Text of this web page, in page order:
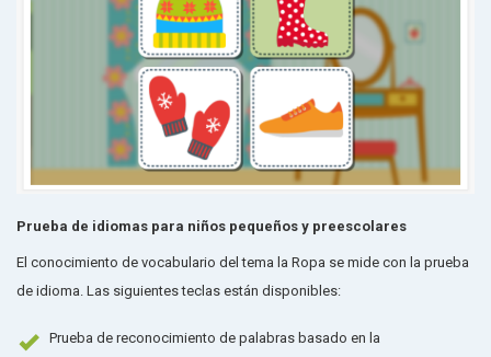
Prueba de idiomas para niños pequeños y preescolares
El conocimiento de vocabulario del tema la Ropa se mide con la prueba
de idioma. Las siguientes teclas están disponibles:
Prueba de reconocimiento de palabras basado en la